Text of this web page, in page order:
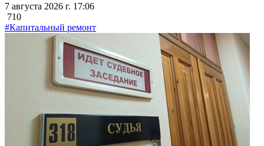
7 августа 2026 г. 17:06
710
#Капитальный ремонт